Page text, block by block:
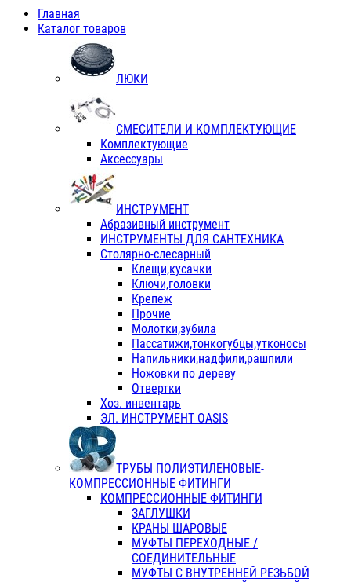
Главная
Каталог товаров
ЛЮКИ
СМЕСИТЕЛИ И КОМПЛЕКТУЮЩИЕ
Комплектующие
Аксессуары
ИНСТРУМЕНТ
Абразивный инструмент
ИНСТРУМЕНТЫ ДЛЯ САНТЕХНИКА
Столярно-слесарный
Клещи,кусачки
Ключи,головки
Крепеж
Прочие
Молотки,зубила
Пассатижи,тонкогубцы,утконосы
Напильники,надфили,рашпили
Ножовки по дереву
Отвертки
Хоз. инвентарь
ЭЛ. ИНСТРУМЕНТ OASIS
ТРУБЫ ПОЛИЭТИЛЕНОВЫЕ-
КОМПРЕССИОННЫЕ ФИТИНГИ
КОМПРЕССИОННЫЕ ФИТИНГИ
ЗАГЛУШКИ
КРАНЫ ШАРОВЫЕ
МУФТЫ ПЕРЕХОДНЫЕ /
СОЕДИНИТЕЛЬНЫЕ
МУФТЫ С ВНУТРЕННЕЙ РЕЗЬБОЙ